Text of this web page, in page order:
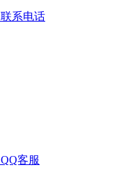
联系电话
QQ客服